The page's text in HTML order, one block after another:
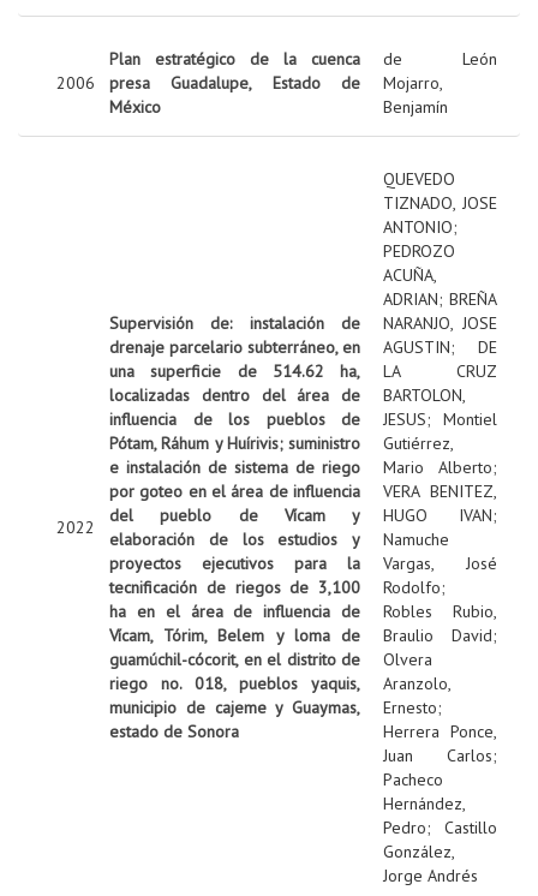
2006
Plan estratégico de la cuenca
presa Guadalupe, Estado de
México
de León
Mojarro,
Benjamín
2022
Supervisión de: instalación de
drenaje parcelario subterráneo, en
una superficie de 514.62 ha,
localizadas dentro del área de
influencia de los pueblos de
Pótam, Ráhum y Huírivis; suministro
e instalación de sistema de riego
por goteo en el área de influencia
del pueblo de Vícam y
elaboración de los estudios y
proyectos ejecutivos para la
tecnificación de riegos de 3,100
ha en el área de influencia de
Vícam, Tórim, Belem y loma de
guamúchil-cócorit, en el distrito de
riego no. 018, pueblos yaquis,
municipio de cajeme y Guaymas,
estado de Sonora
QUEVEDO
TIZNADO, JOSE
ANTONIO;
PEDROZO
ACUÑA,
ADRIAN; BREÑA
NARANJO, JOSE
AGUSTIN; DE
LA CRUZ
BARTOLON,
JESUS; Montiel
Gutiérrez,
Mario Alberto;
VERA BENITEZ,
HUGO IVAN;
Namuche
Vargas, José
Rodolfo;
Robles Rubio,
Braulio David;
Olvera
Aranzolo,
Ernesto;
Herrera Ponce,
Juan Carlos;
Pacheco
Hernández,
Pedro; Castillo
González,
Jorge Andrés